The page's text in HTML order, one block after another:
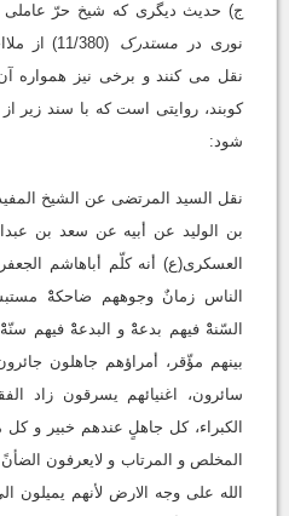
ج) حدیث دیگری که شیخ حرّ عاملی
نوری در
مستدرک (11/380) از ملااحمد اردبیلی در
نقل می کنند و برخی نیز همواره
کوبند، روایتی است که با سند
شود:
نقل السید المرتضی عن الشیخ
بن الولید عن أبیه عن سعد بن
العسکری(ع) أنه کلّم أباهاشم
الناس زمانٌ وجوههم ضاحکهْْ
السّنهْْ فیهم بدعهْْ و البدعهْْ فیهم
بینهم مؤّقر، أمراؤهم جاهلون
سائرون، اغنیائهم یسرقون زاد
الکبراء، کل جاهلٍ عندهم خبیر و کل
المخلص و المرتاب و لایعرفون
الله علی وجه الارض لأنهم یمیلون